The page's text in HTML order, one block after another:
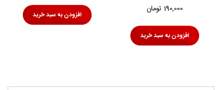
190,000 تومان
افزودن به سبد خرید
افزودن به سبد خرید